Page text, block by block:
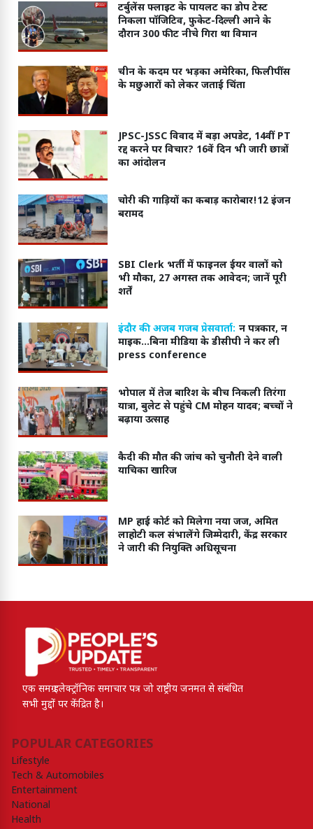
टर्बुलेंस फ्लाइट के पायलट का डोप टेस्ट
निकला पॉजिटिव, फुकेट-दिल्ली आने के
दौरान 300 फीट नीचे गिरा था विमान
चीन के कदम पर भड़का अमेरिका, फिलीपींस
के मछुआरों को लेकर जताई चिंता
JPSC-JSSC विवाद में बड़ा अपडेट, 14वीं PT
रद्द करने पर विचार? 16वें दिन भी जारी छात्रों
का आंदोलन
चोरी की गाड़ियों का कबाड़ कारोबार!12 इंजन
बरामद
SBI Clerk भर्ती में फाइनल ईयर वालों को
भी मौका, 27 अगस्त तक आवेदन; जानें पूरी
शर्तें
इंदौर की अजब गजब प्रेसवार्ता: न पत्रकार, न
माइक...बिना मीडिया के डीसीपी ने कर ली
press conference
भोपाल में तेज बारिश के बीच निकली तिरंगा
यात्रा, बुलेट से पहुंचे CM मोहन यादव; बच्चों ने
बढ़ाया उत्साह
कैदी की मौत की जांच को चुनौती देने वाली
याचिका खारिज
MP हाई कोर्ट को मिलेगा नया जज, अमित
लाहोटी कल संभालेंगे जिम्मेदारी, केंद्र सरकार
ने जारी की नियुक्ति अधिसूचना
एक समग्र इलेक्ट्रॉनिक समाचार पत्र जो राष्ट्रीय जनमत से संबंधित
सभी मुद्दों पर केंद्रित है।
POPULAR CATEGORIES
Lifestyle
Tech & Automobiles
Entertainment
National
Health